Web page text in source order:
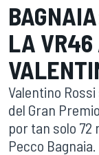
LA VR46
Valentino
del Gran
por tan solo 72
Pecco Bagnaia.